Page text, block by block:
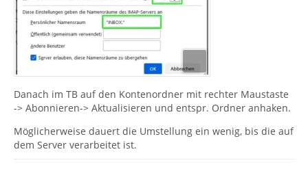
Danach im TB auf den Kontenordner mit rechter Maustaste
-> Abonnieren-> Aktualisieren und entspr. Ordner anhaken.
Möglicherweise dauert die Umstellung ein wenig, bis die auf
dem Server verarbeitet ist.